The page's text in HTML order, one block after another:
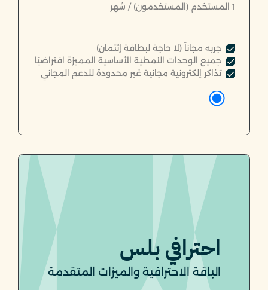
1 المستخدم (المستخدمون) / شهر
جربه مجاناً (لا حاجة لبطاقة إئتمان)
جميع الوحدات النمطية الأساسية المميزة افتراضيًا
تذاكر إلكترونية مجانية غير محدودة للدعم المجاني
احترافي بلس
الباقة الاحترافية والميزات المتقدمة